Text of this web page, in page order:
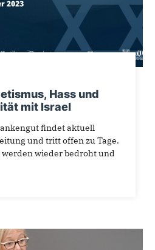
Hass und
mit Israel
findet aktuell
und tritt offen zu Tage.
wieder bedroht und